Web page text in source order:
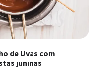
de Uvas com
juninas